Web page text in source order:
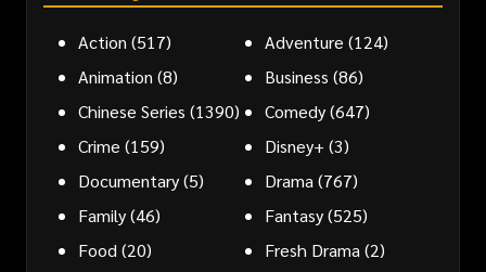
Action (517) Adventure (124)
Animation (8) Business (86)
Chinese Series (1390) Comedy(647)
Crime (159) Disney+ (3)
Documentary(5) Drama (767)
Family(46) Fantasy(525)
Food (20) Fresh Drama (2)